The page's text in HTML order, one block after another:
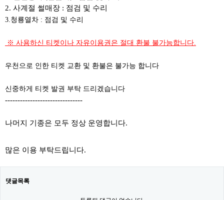
2. 사계절 썰매장 : 점검 및 수리
3.청룡열차 : 점검 및 수리
​ ​※ 사용하신 티켓이나 자유이용권은 절대 환불 불가능합니다.
우천으로 인한 티켓 교환 및 환불은 불가능 합니다
신중하게 티켓 발권 부탁 드리겠습니다
-------------------------------
나머지 기종은 모두 정상 운영합니다.
많은 이용 부탁드립니다.
댓글목록